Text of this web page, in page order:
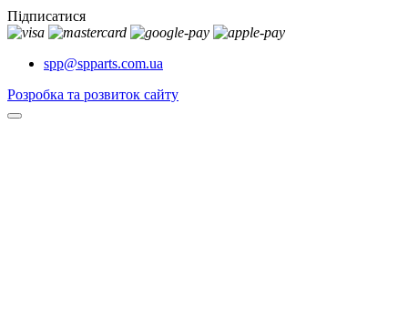
Підписатися
spp@spparts.com.ua
Розробка та розвиток сайту